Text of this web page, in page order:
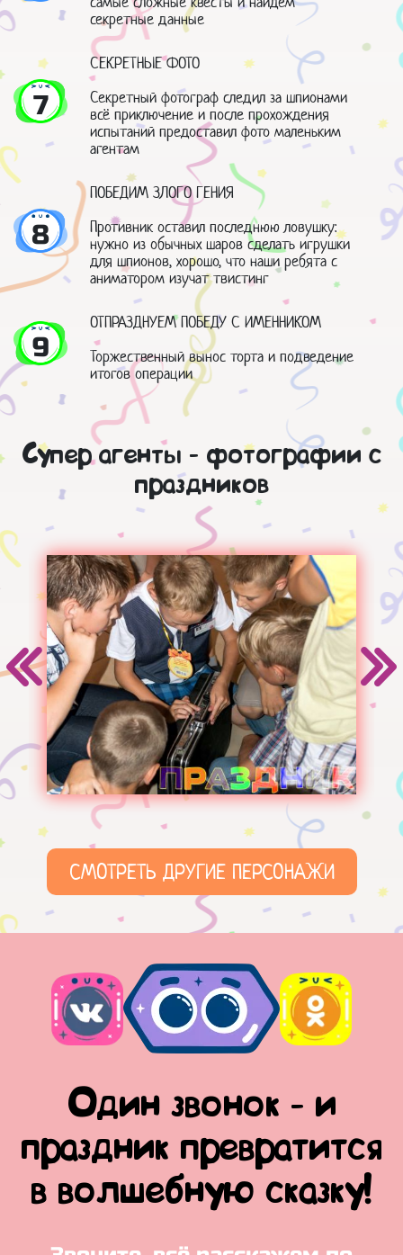
секретные данные
7
СЕКРЕТНЫЕ ФОТО
Секретный фотограф следил за шпионами
всё приключение и после прохождения
испытаний предоставил фото маленьким
агентам
8
ПОБЕДИМ ЗЛОГО ГЕНИЯ
Противник оставил последнюю ловушку:
нужно из обычных шаров сделать игрушки
для шпионов, хорошо, что наши ребята с
аниматором изучат твистинг
9
ОТПРАЗДНУЕМ ПОБЕДУ С ИМЕННИКОМ
Торжественный вынос торта и подведение
итогов операции
Супер агенты - фотографии с
праздников
СМОТРЕТЬ ДРУГИЕ ПЕРСОНАЖИ
Один звонок - и
праздник превратится
в волшебную сказку!